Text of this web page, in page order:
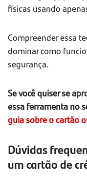
físicas usando
Compreender essa
dominar como
segurança.
Se você quiser se
essa ferramenta no
guia sobre o cartão
Dúvidas
um cartão de